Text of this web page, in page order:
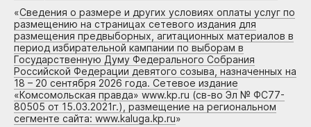
«Сведения о размере и других условиях оплаты услуг по
размещению на страницах сетевого издания для
размещения предвыборных, агитационных материалов в
период избирательной кампании по выборам в
Государственную Думу Федерального Собрания
Российской Федерации девятого созыва, назначенных на
18 – 20 сентября 2026 года. Сетевое издание
«Комсомольская правда» www.kp.ru (св-во Эл № ФС77-
80505 от 15.03.2021г.), размещение на региональном
сегменте сайта: www.kaluga.kp.ru»